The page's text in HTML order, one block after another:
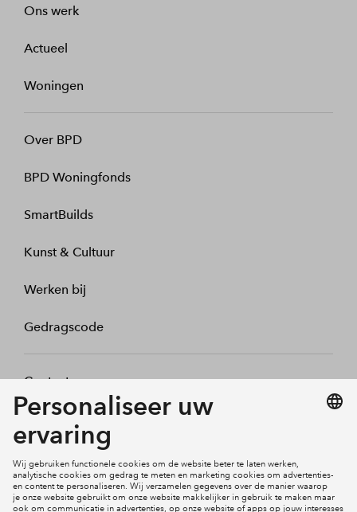
Ons werk
Actueel
Woningen
Over BPD
BPD Woningfonds
SmartBuilds
Kunst & Cultuur
Werken bij
Gedragscode
Contact
Mijn profiel